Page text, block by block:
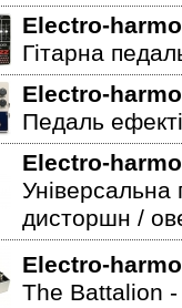
Electro-
Гітарна
Electro-
Педаль
Electro-
Універсальна
дисторшн /
Electro-
The Battalion -